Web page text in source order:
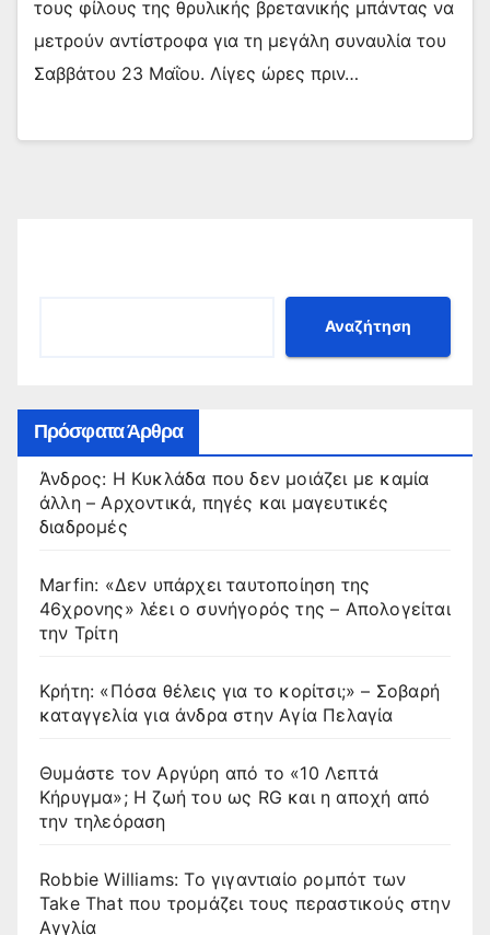
τους φίλους της θρυλικής βρετανικής μπάντας να
μετρούν αντίστροφα για τη μεγάλη συναυλία του
Σαββάτου 23 Μαΐου. Λίγες ώρες πριν…
Αναζήτηση
Πρόσφατα Άρθρα
Άνδρος: Η Κυκλάδα που δεν μοιάζει με καμία
άλλη – Αρχοντικά, πηγές και μαγευτικές
διαδρομές
Marfin: «Δεν υπάρχει ταυτοποίηση της
46χρονης» λέει ο συνήγορός της – Απολογείται
την Τρίτη
Κρήτη: «Πόσα θέλεις για το κορίτσι;» – Σοβαρή
καταγγελία για άνδρα στην Αγία Πελαγία
Θυμάστε τον Αργύρη από το «10 Λεπτά
Κήρυγμα»; Η ζωή του ως RG και η αποχή από
την τηλεόραση
Robbie Williams: Το γιγαντιαίο ρομπότ των
Take That που τρομάζει τους περαστικούς στην
Αγγλία